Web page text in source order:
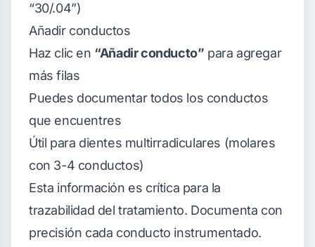
“30/.04”)
Añadir conductos
Haz clic en “Añadir conducto” para agregar
más filas
Puedes documentar todos los conductos
que encuentres
Útil para dientes multirradiculares (molares
con 3-4 conductos)
Esta información es crítica para la
trazabilidad del tratamiento. Documenta con
precisión cada conducto instrumentado.